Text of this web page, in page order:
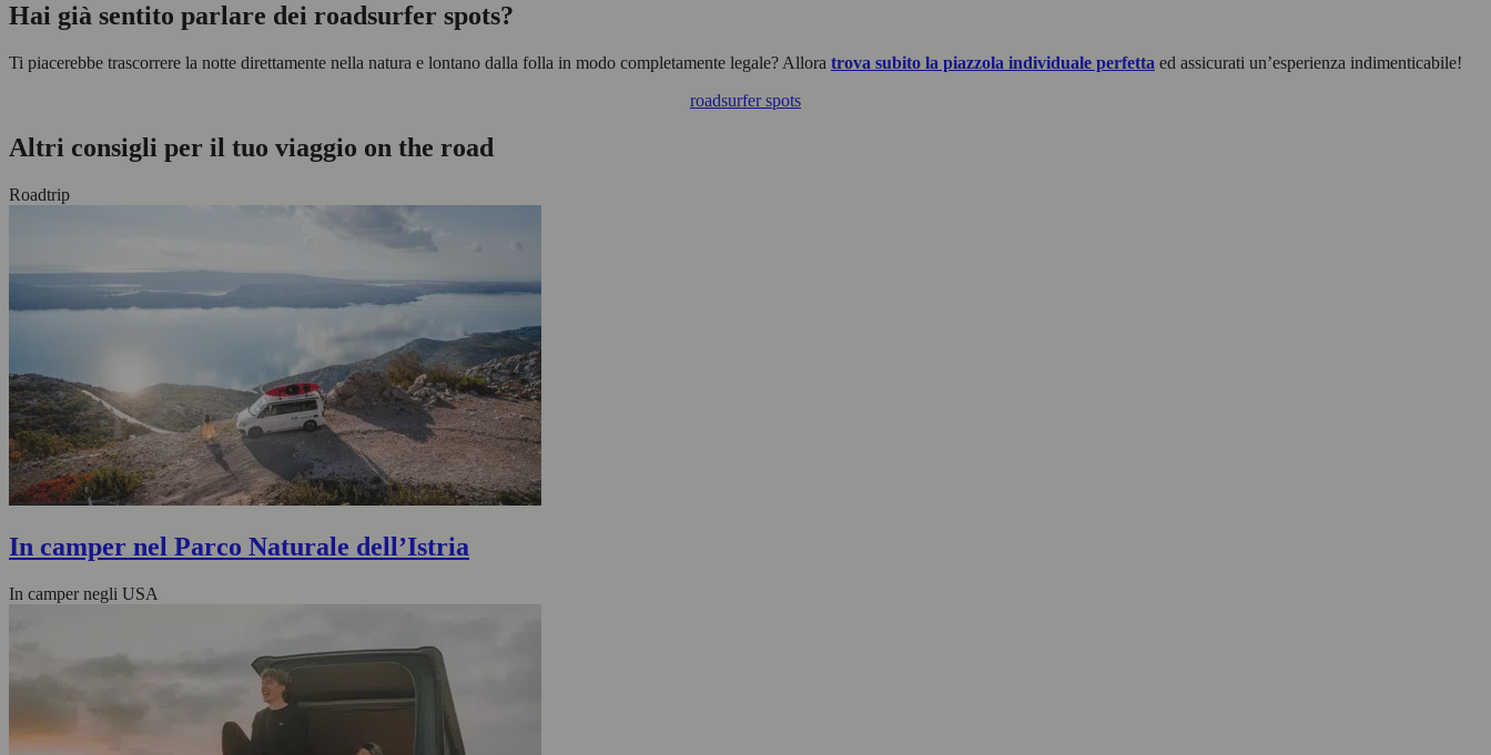
Hai già sentito parlare dei roadsurfer spots?
Ti piacerebbe trascorrere la notte direttamente nella natura e lontano dalla folla in modo completamente legale? Allora trova subito la piazzola individuale perfetta ed assicurati un’esperienza indimenticabile!
roadsurfer spots
Altri consigli per il tuo viaggio on the road
Roadtrip
In camper nel Parco Naturale dell’Istria
In camper negli USA